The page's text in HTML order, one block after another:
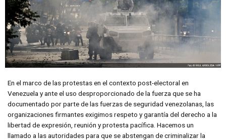
En el marco de las protestas en el contexto post-electoral en
Venezuela y ante el uso desproporcionado de la fuerza que se ha
documentado por parte de las fuerzas de seguridad venezolanas, las
organizaciones firmantes exigimos respeto y garantía del derecho a la
libertad de expresión, reunión y protesta pacífica. Hacemos un
llamado a las autoridades para que se abstengan de criminalizar la